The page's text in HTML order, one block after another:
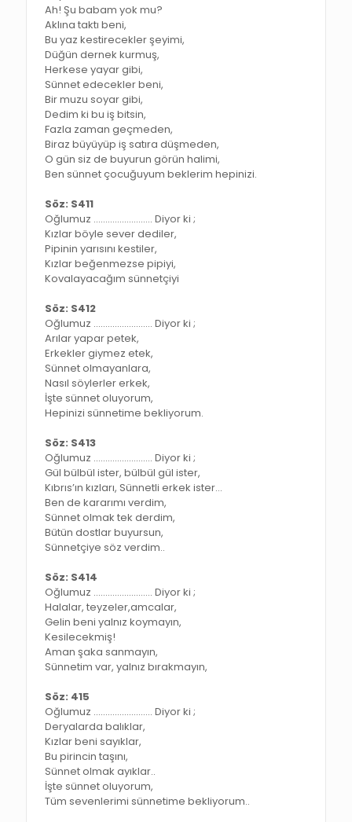
Ah! Şu babam yok mu?
Aklına taktı beni,
Bu yaz kestirecekler şeyimi,
Düğün dernek kurmuş,
Herkese yayar gibi,
Sünnet edecekler beni,
Bir muzu soyar gibi,
Dedim ki bu iş bitsin,
Fazla zaman geçmeden,
Biraz büyüyüp iş satıra düşmeden,
O gün siz de buyurun görün halimi,
Ben sünnet çocuğuyum beklerim hepinizi.
Söz: S411
Oğlumuz ……………………. Diyor ki ;
Kızlar böyle sever dediler,
Pipinin yarısını kestiler,
Kızlar beğenmezse pipiyi,
Kovalayacağım sünnetçiyi
Söz: S412
Oğlumuz ……………………. Diyor ki ;
Arılar yapar petek,
Erkekler giymez etek,
Sünnet olmayanlara,
Nasıl söylerler erkek,
İşte sünnet oluyorum,
Hepinizi sünnetime bekliyorum.
Söz: S413
Oğlumuz ……………………. Diyor ki ;
Gül bülbül ister, bülbül gül ister,
Kıbrıs’ın kızları, Sünnetli erkek ister…
Ben de kararımı verdim,
Sünnet olmak tek derdim,
Bütün dostlar buyursun,
Sünnetçiye söz verdim..
Söz: S414
Oğlumuz ……………………. Diyor ki ;
Halalar, teyzeler,amcalar,
Gelin beni yalnız koymayın,
Kesilecekmiş!
Aman şaka sanmayın,
Sünnetim var, yalnız bırakmayın,
Söz: 415
Oğlumuz ……………………. Diyor ki ;
Deryalarda balıklar,
Kızlar beni sayıklar,
Bu pirincin taşını,
Sünnet olmak ayıklar..
İşte sünnet oluyorum,
Tüm sevenlerimi sünnetime bekliyorum..